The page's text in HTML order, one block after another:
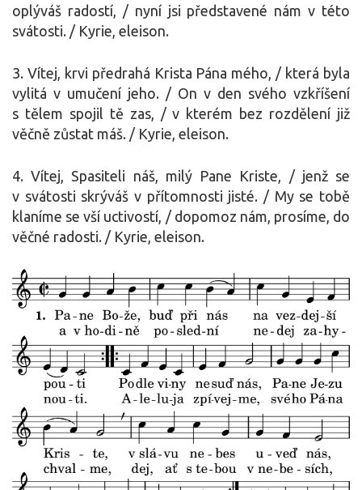
oplýváš radostí, / nyní jsi představené nám v této
svátosti. / Kyrie, eleison.
3. Vítej, krvi předrahá Krista Pána mého, / která byla
vylitá v umučení jeho. / On v den svého vzkříšení
s tělem spojil tě zas, / v kterém bez rozdělení již
věčně zůstat máš. / Kyrie, eleison.
4. Vítej, Spasiteli náš, milý Pane Kriste, / jenž se
v svátosti skrýváš v přítomnosti jisté. / My se tobě
klaníme se vší uctivostí, / dopomoz nám, prosíme, do
věčné radosti. / Kyrie, eleison.